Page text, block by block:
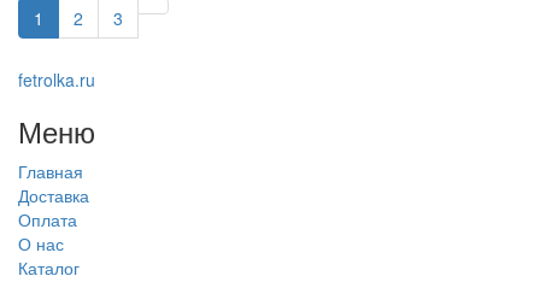
1 2 3
fetrolka.ru
Меню
Главная
Доставка
Оплата
О нас
Каталог